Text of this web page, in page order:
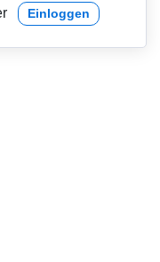
Einloggen